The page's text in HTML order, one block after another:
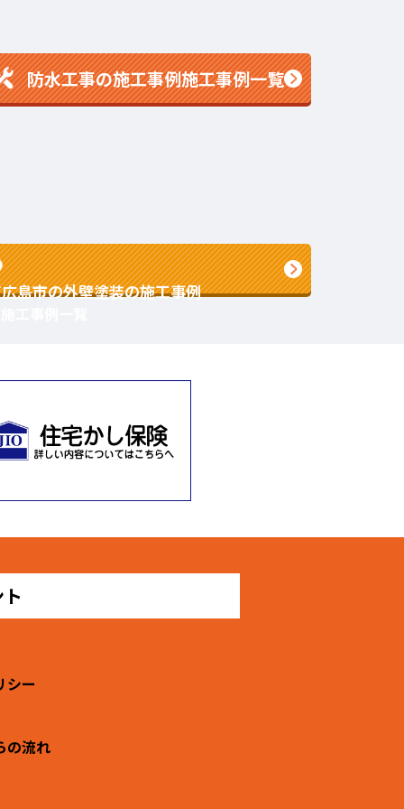
防水工事の施工事例施工事例一覧
島市の外壁塗装の施工事例
シー
の流れ